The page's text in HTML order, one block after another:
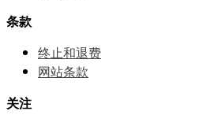
条款
终止和退费
网站条款
关注